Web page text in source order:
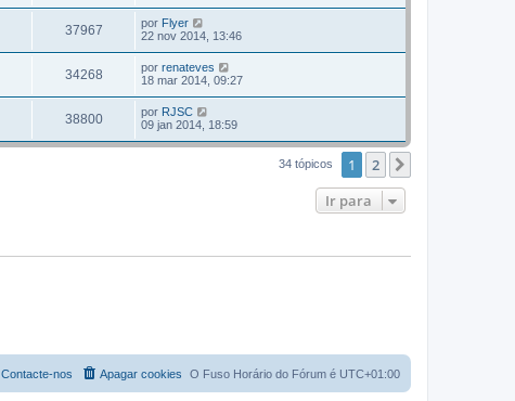
37967 por Flyer
22 nov 2014, 13:46
34268 por renateves
18 mar 2014, 09:27
38800 por RJSC
09 jan 2014, 18:59
34 tópicos 1 2
Ir para
O Fuso Horário do Fórum é UTC+01:00
Apagar cookies
Contacte-nos